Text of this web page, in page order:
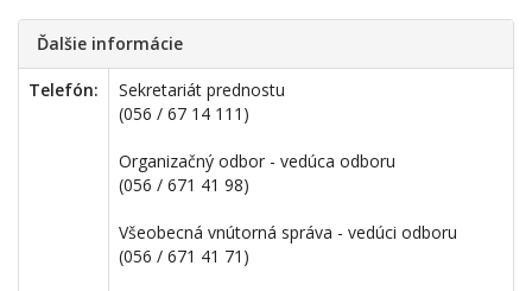
Ďalšie informácie
Telefón:
Sekretariát prednostu
(056 / 67 14 111)
Organizačný odbor - vedúca odboru
(056 / 671 41 98)
Všeobecná vnútorná správa - vedúci odboru
(056 / 671 41 71)